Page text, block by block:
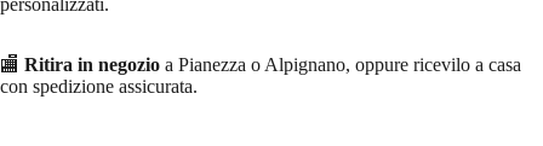
personalizzati.
🏬 Ritira in negozio a Pianezza o Alpignano, oppure ricevilo a casa
con spedizione assicurata.